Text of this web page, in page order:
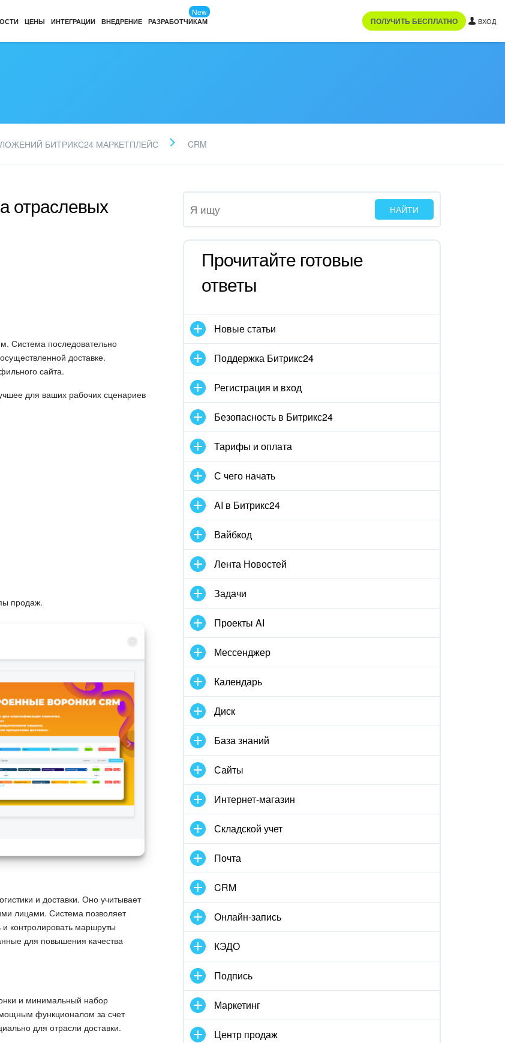
ЦЕНЫ ИНТЕГРАЦИИ ВНЕДРЕНИЕ РАЗРАБОТЧИКАМ
New
ПОЛУЧИТЬ БЕСПЛАТНО ВХОД
БИТРИКС24 МАРКЕТПЛЕЙС CRM
отраслевых
Система последовательно
доставке.
сайта.
для ваших рабочих сценариев
продаж.
и доставки. Оно учитывает
лицами. Система позволяет
контролировать маршруты
для повышения качества
и минимальный набор
мощным функционалом за счет
для отрасли доставки.
Прочитайте готовые
ответы
Новые статьи
Поддержка Битрикс24
Регистрация и вход
Безопасность в Битрикс24
Тарифы и оплата
С чего начать
AI в Битрикс24
Вайбкод
Лента Новостей
Задачи
Проекты AI
Мессенджер
Календарь
Диск
База знаний
Сайты
Интернет-магазин
Складской учет
Почта
CRM
Онлайн-запись
КЭДО
Подпись
Маркетинг
Центр продаж